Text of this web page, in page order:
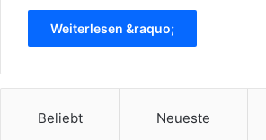
Weiterlesen &raquo;
Beliebt Neueste